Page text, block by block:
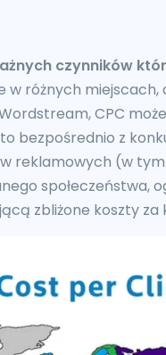
czynników
w różnych
CPC
bezpośrednio z
reklamowych (w
społeczeństwa,
zbliżone koszty